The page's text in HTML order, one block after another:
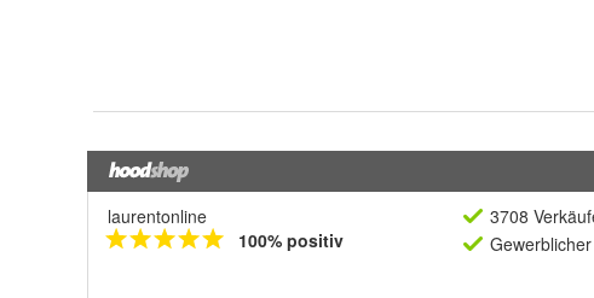
laurentonline
100% positiv
3708
Gewerblich